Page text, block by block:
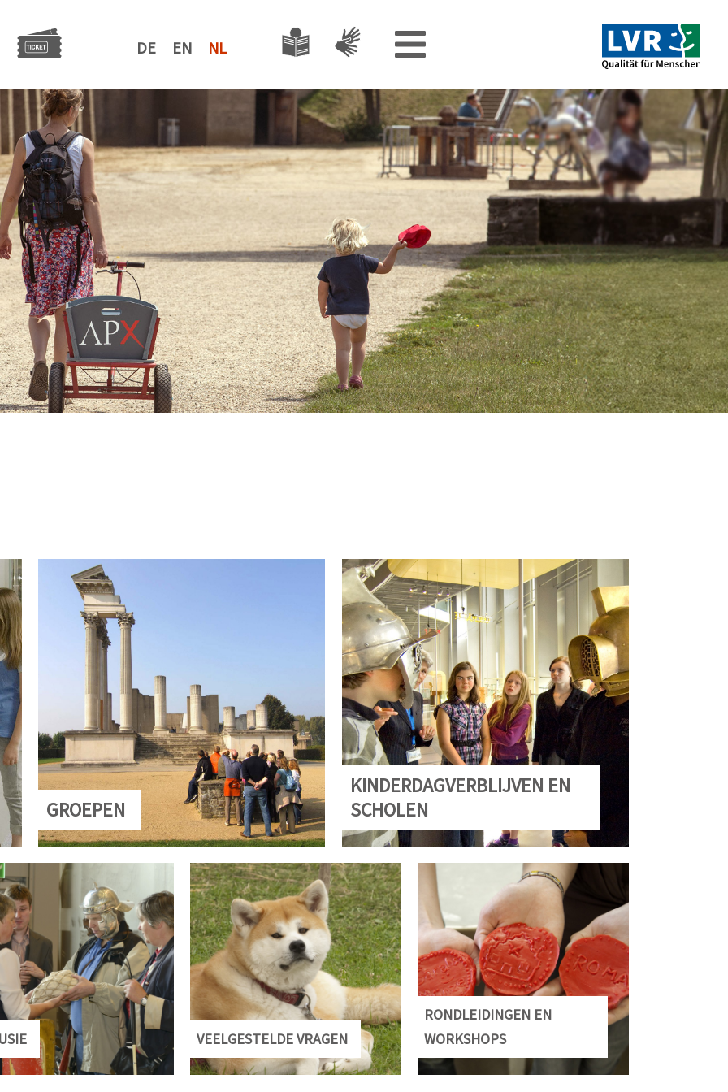
DE EN NL
GROEPEN
KINDERDAGVERBLIJVEN EN
SCHOLEN
VEELGESTELDE VRAGEN
RONDLEIDINGEN EN
WORKSHOPS